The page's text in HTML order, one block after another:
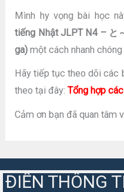
Mình hy vọng bài học
tiếng Nhật JLPT N4 – と
ga) một cách nhanh
Hãy tiếp tục theo dõi các
theo tại đây:Tổng hợp
Cảm ơn bạn đã quan tâm
ĐIỀN THÔNG